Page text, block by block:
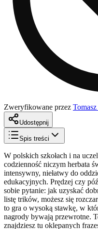
Zweryfikowane przez
Udostępnij
Spis treści
W polskich szkołach i na
codzienność niczym herbata
intensywny, niełatwy do
edukacyjnych. Prędzej czy
sobie pytanie: jak uzyskać
listę trików, możesz się
to gra o wysoką stawkę, w
nagrody bywają przewrotne.
znajdziesz tu oklepanych